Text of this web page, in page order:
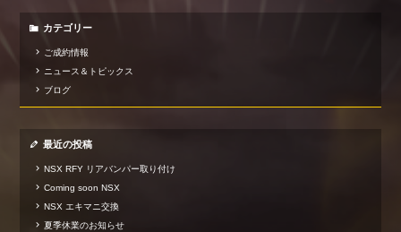
カテゴリー
ご成約情報
ニュース＆トピックス
ブログ
最近の投稿
NSX RFY リアバンパー取り付け
Coming soon NSX
NSX エキマニ交換
夏季休業のお知らせ